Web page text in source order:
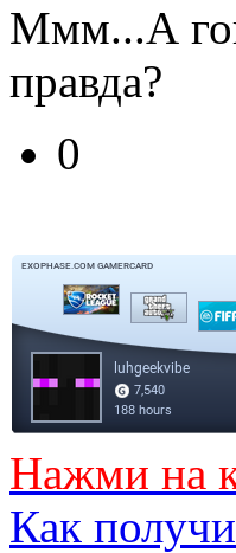
Ммм...А
правда?
0
Нажми на
Как